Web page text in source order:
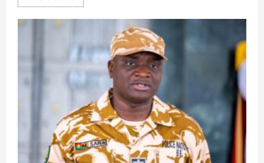
savoir
sur
la
CPI
préoccupée
par
retrait
des
pays
de
l’AES